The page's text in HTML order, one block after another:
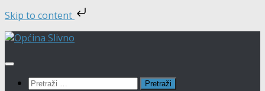
Skip to content
Skip
content
Pretraži: